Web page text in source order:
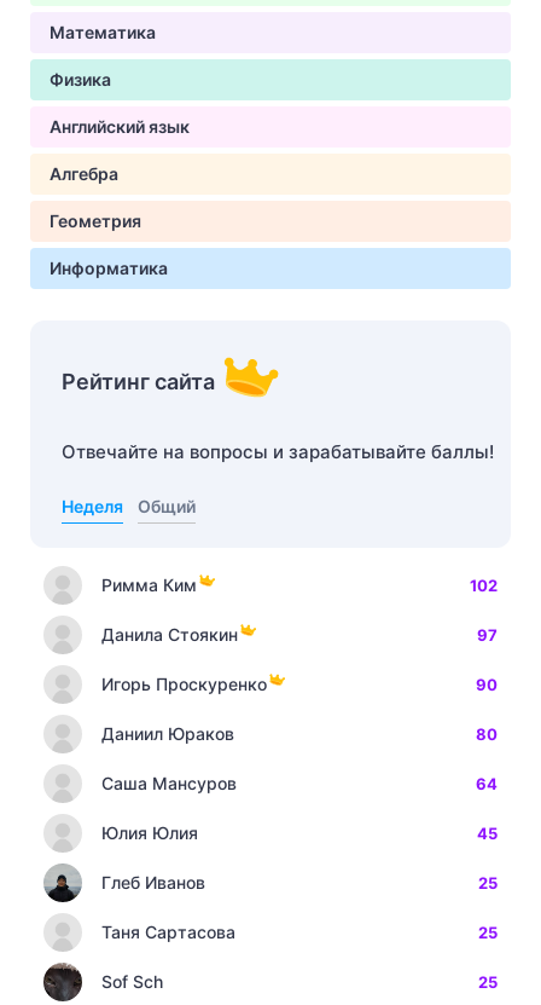
Математика
Физика
Английский язык
Алгебра
Геометрия
Информатика
Рейтинг сайта
Отвечайте на вопросы и зарабатывайте баллы!
Неделя Общий
Римма Ким 102
Данила Стоякин 97
Игорь Проскуренко 90
Даниил Юраков 80
Саша Мансуров 64
Юлия Юлия 45
Глеб Иванов 25
Таня Сартасова 25
Sof Sch 25